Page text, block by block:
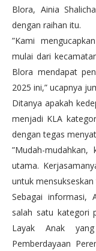
Blora, Ainia
dengan raihan itu.
”Kami
mulai dari
Blora mendapat
2025 ini,” ucapnya
Ditanya apakah
menjadi KLA
dengan tegas
”Mudah-
utama.
untuk
Sebagai informasi,
salah satu kategori
Layak Anak
Pemberdayaan